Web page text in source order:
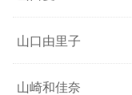
山口由里子
山崎和佳奈